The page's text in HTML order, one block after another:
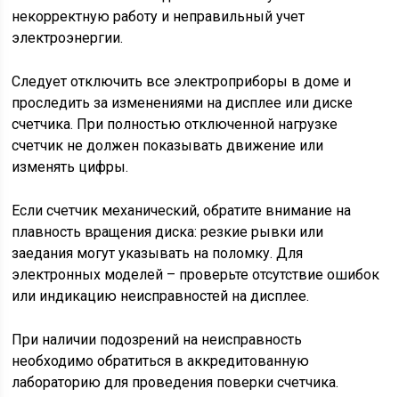
некорректную работу и неправильный учет
электроэнергии.
Следует отключить все электроприборы в доме и
проследить за изменениями на дисплее или диске
счетчика. При полностью отключенной нагрузке
счетчик не должен показывать движение или
изменять цифры.
Если счетчик механический, обратите внимание на
плавность вращения диска: резкие рывки или
заедания могут указывать на поломку. Для
электронных моделей – проверьте отсутствие ошибок
или индикацию неисправностей на дисплее.
При наличии подозрений на неисправность
необходимо обратиться в аккредитованную
лабораторию для проведения поверки счетчика.